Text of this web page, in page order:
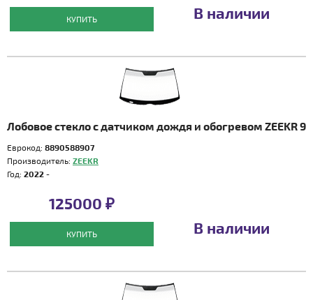
КУПИТЬ В наличии
Лобовое стекло с датчиком дождя и обогревом ZEEKR 9
Еврокод: 8890588907
Производитель: ZEEKR
Год: 2022 -
125000 ₽
КУПИТЬ В наличии